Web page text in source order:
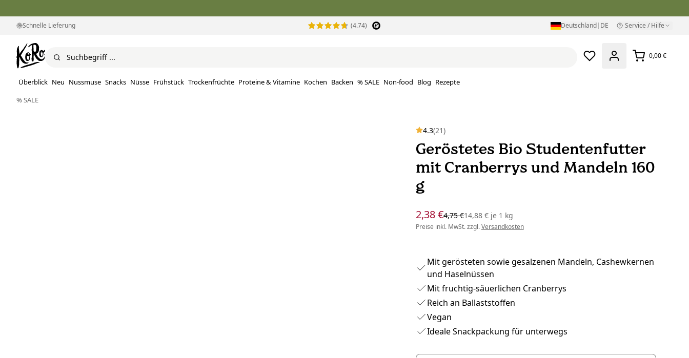
Schnelle Lieferung (4.74) Deutschland| DE Service / Hilfe
0,00 €
Überblick Neu Nussmuse Snacks Nüsse Frühstück Trockenfrüchte Proteine ​​& Vitamine Kochen Backen % SALE Non-food Blog Rezepte
% SALE
4.3(21)
Geröstetes Bio Studentenfutter
mit Cranberrys und Mandeln 160
g
2,38 €4,75 €14,88 € je1 kg
Preise inkl. MwSt. zzgl.Versandkosten
Mit gerösteten sowie gesalzenen Mandeln, Cashewkernen
und Haselnüssen
Mit fruchtig-säuerlichen Cranberrys
Reich an Ballaststoffen
Vegan
Ideale Snackpackung für unterwegs